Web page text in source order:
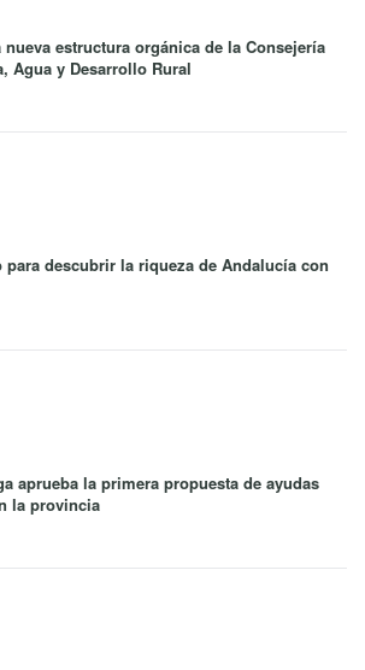
estructura orgánica de la Consejería
Agua y Desarrollo Rural
para descubrir la riqueza de Andalucía con
aprueba la primera propuesta de ayudas
la provincia